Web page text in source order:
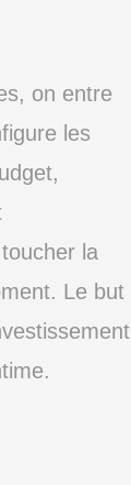
on entre
les
la
Le but